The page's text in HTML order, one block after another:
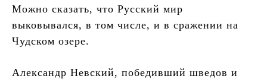
Можно сказать, что Русский мир
выковывался, в том числе, и в сражении на
Чудском озере.
Александр Невский, победивший шведов и